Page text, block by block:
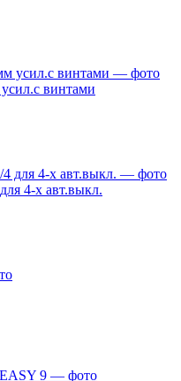
винтами
4-х авт.выкл.